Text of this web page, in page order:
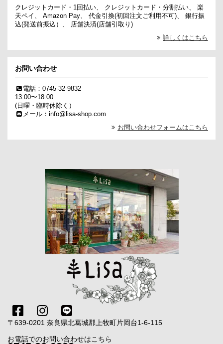
クレジットカード・1回払い、 クレジットカード・分割払い、 楽
天ペイ、 Amazon Pay、 代金引換(初回注文ご利用不可)、 銀行振
込(発送前振込）、 店舗決済(店舗引取り)
詳しくはこちら
お問い合わせ
電話：0745-32-9832
13:00〜18:00
(日曜・臨時休除く）
メール：info@lisa-shop.com
お問い合わせフォームはこちら
〒639-0201 奈良県北葛城郡上牧町片岡台1-6-115
お電話でのお問い合わせはこちら